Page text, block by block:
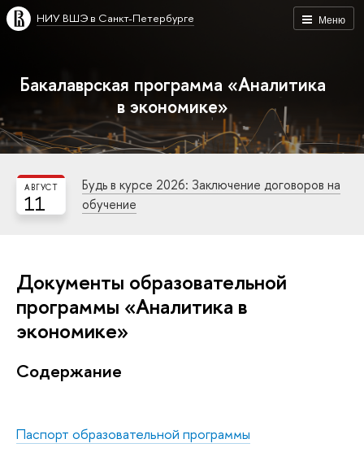
Меню
НИУ ВШЭ в Санкт-Петербурге
Бакалаврская программа «Аналитика
в экономике»
11
АВГУСТ
Будь в курсе 2026: Заключение договоров на
обучение
Документы образовательной
программы «Аналитика в
экономике»
Содержание
Паспорт образовательной программы